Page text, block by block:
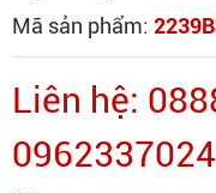
Mã sản phẩm:
Liên hệ:
0962337024